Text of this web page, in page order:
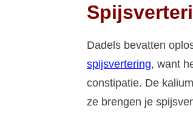
Dadels bevatten
spijsvertering, want
constipatie. De
ze brengen je